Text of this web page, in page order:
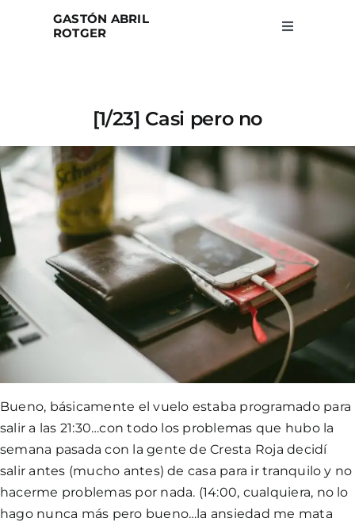
GASTÓN ABRIL
ROTGER
Toggle
Blog
About
Search
[1/23] Casi pero no
Bueno, básicamente el vuelo estaba programado para
salir a las 21:30…con todo los problemas que hubo la
semana pasada con la gente de Cresta Roja decidí
salir antes (mucho antes) de casa para ir tranquilo y no
hacerme problemas por nada. (14:00, cualquiera, no lo
hago nunca más pero bueno…la ansiedad me mata